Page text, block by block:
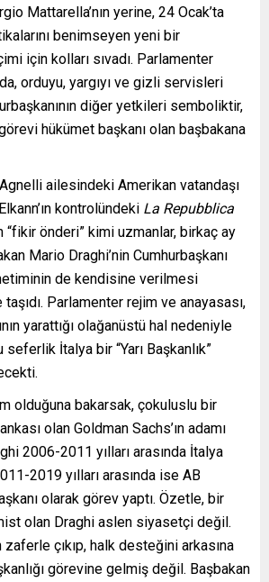
Mattarella’nın yerine, 24 Ocak’ta
benimseyen yeni bir
için kolları sıvadı. Parlamenter
orduyu, yargıyı ve gizli servisleri
diğer yetkileri semboliktir,
hükümet başkanı olan başbakana
ailesindeki Amerikan vatandaşı
kontrolündeki La Repubblica
önderi” kimi uzmanlar, birkaç ay
Mario Draghi’nin Cumhurbaşkanı
de kendisine verilmesi
Parlamenter rejim ve anayasası,
yarattığı olağanüstü hal nedeniyle
seferlik İtalya bir “Yarı Başkanlık”
olduğuna bakarsak, çokuluslu bir
olan Goldman Sachs’ın adamı
2006-2011 yılları arasında İtalya
2019 yılları arasında ise AB
olarak görev yaptı. Özetle, bir
olan Draghi aslen siyasetçi değil.
çıkıp, halk desteğini arkasına
görevine gelmiş değil. Başbakan